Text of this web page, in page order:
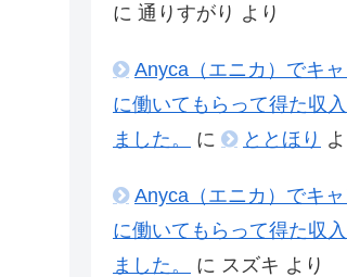
に 通りすがり より
Anyca（エニカ）でキ
に働いてもらって得た収
ました。
に ととほり
Anyca（エニカ）でキ
に働いてもらって得た収
ました。
に スズキ より